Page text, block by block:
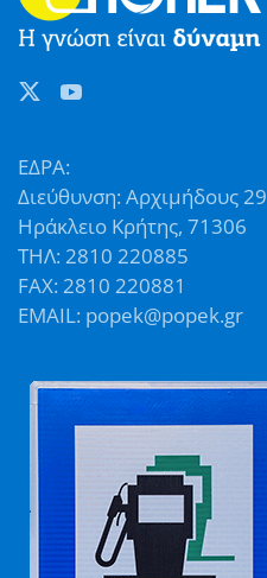
ΕΔΡΑ:
Διεύθυνση: Αρχιμήδους 29
Ηράκλειο Κρήτης, 71306
ΤΗΛ: 2810 220885
FAX: 2810 220881
EMAIL: popek@popek.gr